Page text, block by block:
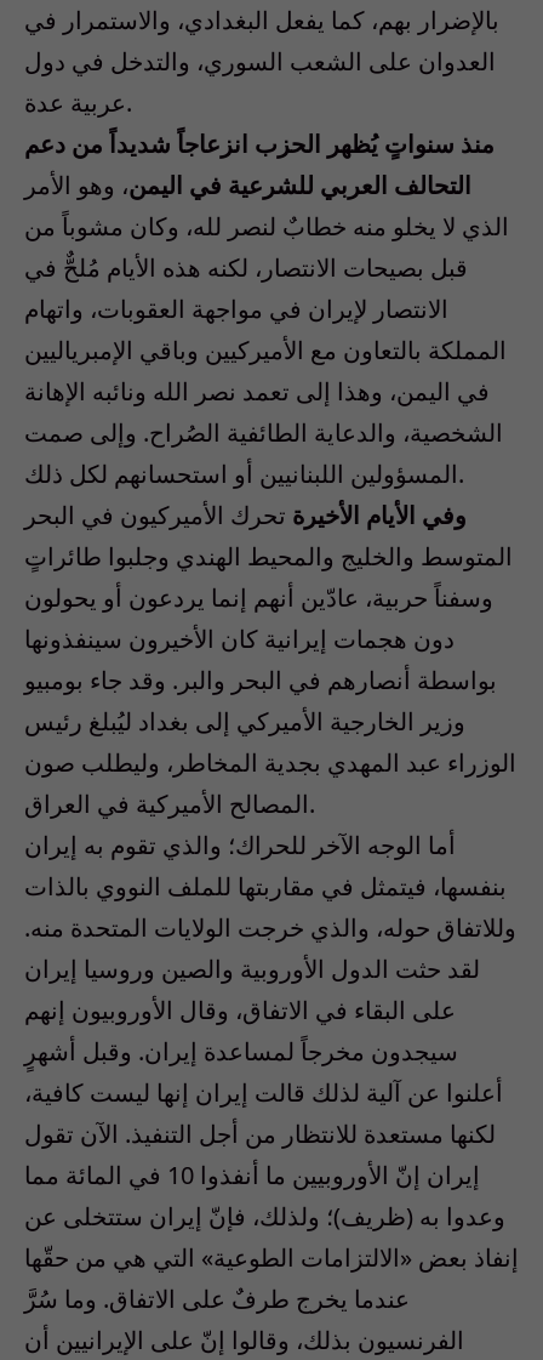
بالإضرار بهم، كما يفعل البغدادي، والاستمرار في
العدوان على الشعب السوري، والتدخل في دول
عربية عدة.
منذ سنواتٍ يُظهر الحزب انزعاجاً شديداً من دعم
التحالف العربي للشرعية في اليمن، وهو الأمر
الذي لا يخلو منه خطابٌ لنصر لله، وكان مشوباً من
قبل بصيحات الانتصار، لكنه هذه الأيام مُلحٌّ في
الانتصار لإيران في مواجهة العقوبات، واتهام
المملكة بالتعاون مع الأميركيين وباقي الإمبرياليين
في اليمن، وهذا إلى تعمد نصر الله ونائبه الإهانة
الشخصية، والدعاية الطائفية الصُراح. وإلى صمت
المسؤولين اللبنانيين أو استحسانهم لكل ذلك.
وفي الأيام الأخيرة تحرك الأميركيون في البحر
المتوسط والخليج والمحيط الهندي وجلبوا طائراتٍ
وسفناً حربية، عادّين أنهم إنما يردعون أو يحولون
دون هجمات إيرانية كان الأخيرون سينفذونها
بواسطة أنصارهم في البحر والبر. وقد جاء بومبيو
وزير الخارجية الأميركي إلى بغداد ليُبلغ رئيس
الوزراء عبد المهدي بجدية المخاطر، وليطلب صون
المصالح الأميركية في العراق.
أما الوجه الآخر للحراك؛ والذي تقوم به إيران
بنفسها، فيتمثل في مقاربتها للملف النووي بالذات
وللاتفاق حوله، والذي خرجت الولايات المتحدة منه.
لقد حثت الدول الأوروبية والصين وروسيا إيران
على البقاء في الاتفاق، وقال الأوروبيون إنهم
سيجدون مخرجاً لمساعدة إيران. وقبل أشهرٍ
أعلنوا عن آلية لذلك قالت إيران إنها ليست كافية،
لكنها مستعدة للانتظار من أجل التنفيذ. الآن تقول
إيران إنّ الأوروبيين ما أنفذوا 10 في المائة مما
وعدوا به (ظريف)؛ ولذلك، فإنّ إيران ستتخلى عن
إنفاذ بعض «الالتزامات الطوعية» التي هي من حقّها
عندما يخرج طرفٌ على الاتفاق. وما سُرَّ
الفرنسيون بذلك، وقالوا إنّ على الإيرانيين أن